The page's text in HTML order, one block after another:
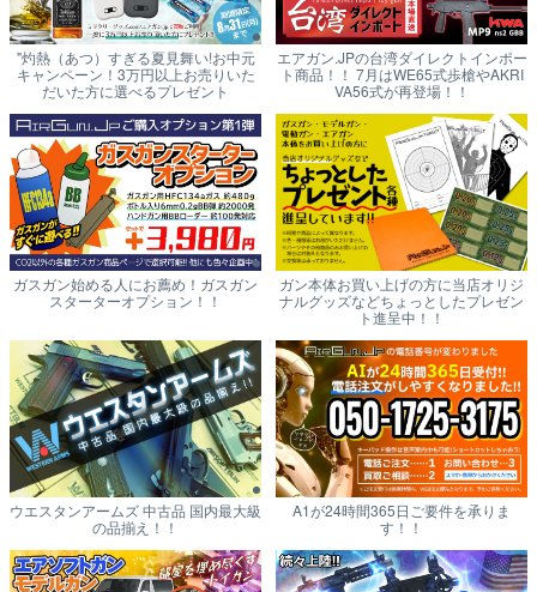
"灼熱（あつ）すぎる夏見舞い!お中元
キャンペーン！3万円以上お売りいた
だいた方に選べるプレゼント
エアガン.JPの台湾ダイレクトインポー
ト商品！！ 7月はWE65式歩槍やAKRI
VA56式が再登場！！
ガスガン始める人にお薦め！ガスガン
スターターオプション！！
ガン本体お買い上げの方に当店オリジ
ナルグッズなどちょっとしたプレゼン
ト進呈中！！
ウエスタンアームズ 中古品 国内最大級
の品揃え！！
A1が24時間365日ご要件を承りま
す！！